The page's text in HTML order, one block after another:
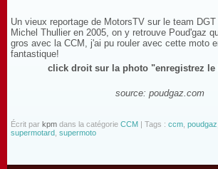
Un vieux reportage de MotorsTV sur le team
Michel Thullier en 2005, on y retrouve Poud'gaz
gros avec la CCM, j'ai pu rouler avec cette moto
fantastique!
click droit sur la photo "enregistrez
source: poudgaz.com
Écrit par kpm dans la catégorie CCM | Tags : ccm poudgaz
supermotard supermoto